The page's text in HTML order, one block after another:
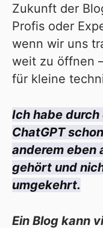
Zukunft der
Profis oder
wenn wir uns
weit zu öffnen
für kleine
Ich habe
ChatGPT
anderem eben
gehört und
umgekehrt.
Ein Blog kann